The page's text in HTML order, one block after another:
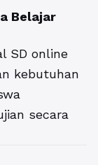
Belajar
SD online
kebutuhan
secara